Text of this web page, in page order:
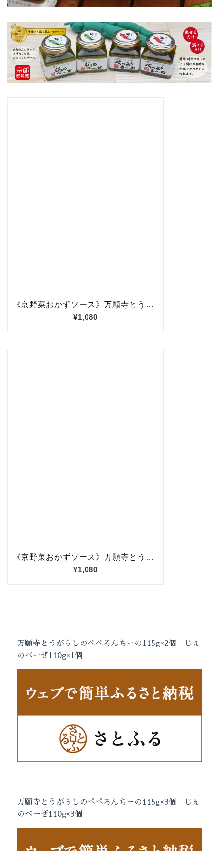
万願寺とうがらしのぺぺろんちーの115g×2個 じぇ
のべーぜ110g×1個
万願寺とうがらしのぺぺろんちーの115g×3個 じぇ
のべーぜ110g×3個 |